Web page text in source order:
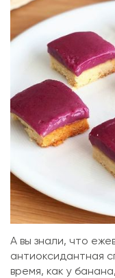
А вы знали, что
антиоксидантная
время, как у